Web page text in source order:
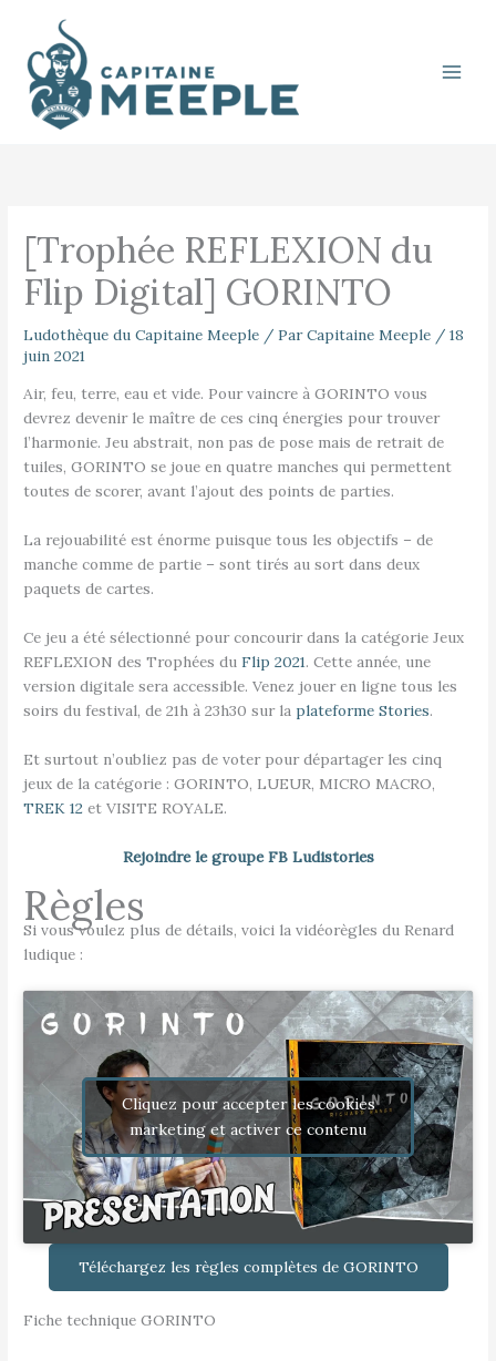
contenu
[Trophée REFLEXION du
Flip Digital] GORINTO
Ludothèque du Capitaine Meeple / ParCapitaine Meeple /18
juin 2021
Air, feu, terre, eau et vide. Pour vaincre à GORINTO vous
devrez devenir le maître de ces cinq énergies pour trouver
l’harmonie. Jeu abstrait, non pas de pose mais de retrait de
tuiles, GORINTO se joue en quatre manches qui permettent
toutes de scorer, avant l’ajout des points de parties.
La rejouabilité est énorme puisque tous les objectifs – de
manche comme de partie – sont tirés au sort dans deux
paquets de cartes.
Ce jeu a été sélectionné pour concourir dans la catégorie Jeux
REFLEXION des Trophées duFlip 2021. Cette année, une
version digitale sera accessible. Venez jouer en ligne tous les
soirs du festival, de 21h à 23h30 sur la plateforme Stories.
Et surtout n’oubliez pas de voter pour départager les cinq
jeux de la catégorie : GORINTO, LUEUR, MICRO MACRO,
TREK 12 et VISITE ROYALE.
Rejoindre le groupe FB Ludistories
Règles
Si vous voulez plus de détails, voici la vidéorègles du Renard
ludique :
Cliquez pour accepter les cookies
marketing et activer ce contenu
Téléchargez les règles complètes de GORINTO
Fiche technique GORINTO